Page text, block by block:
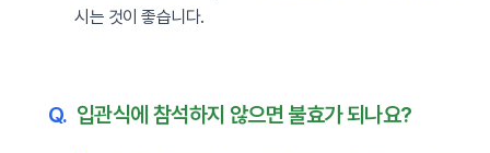
시는 것이 좋습니다.
Q. 입관식에 참석하지 않으면 불효가 되나요?